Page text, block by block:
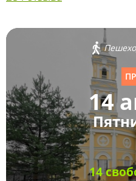
14
14